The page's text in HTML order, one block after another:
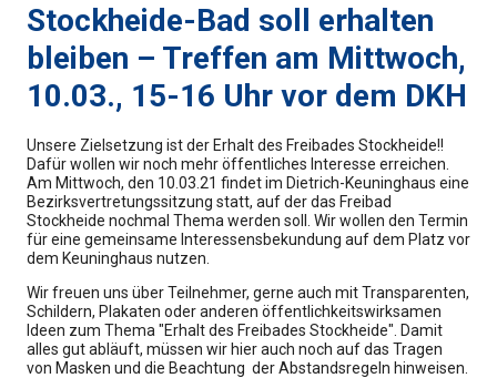
Stockheide-Bad soll erhalten
bleiben – Treffen am Mittwoch,
10.03., 15-16 Uhr vor dem DKH
Unsere Zielsetzung ist der Erhalt des Freibades Stockheide!!
Dafür wollen wir noch mehr öffentliches Interesse erreichen.
Am Mittwoch, den 10.03.21 findet im Dietrich-Keuninghaus eine
Bezirksvertretungssitzung statt, auf der das Freibad
Stockheide nochmal Thema werden soll. Wir wollen den Termin
für eine gemeinsame Interessensbekundung auf dem Platz vor
dem Keuninghaus nutzen.
Wir freuen uns über Teilnehmer, gerne auch mit Transparenten,
Schildern, Plakaten oder anderen öffentlichkeitswirksamen
Ideen zum Thema "Erhalt des Freibades Stockheide". Damit
alles gut abläuft, müssen wir hier auch noch auf das Tragen
von Masken und die Beachtung der Abstandsregeln hinweisen.